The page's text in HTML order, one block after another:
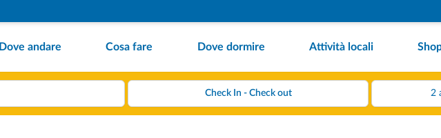
Dove andare Cosa fare Dove dormire Attività locali